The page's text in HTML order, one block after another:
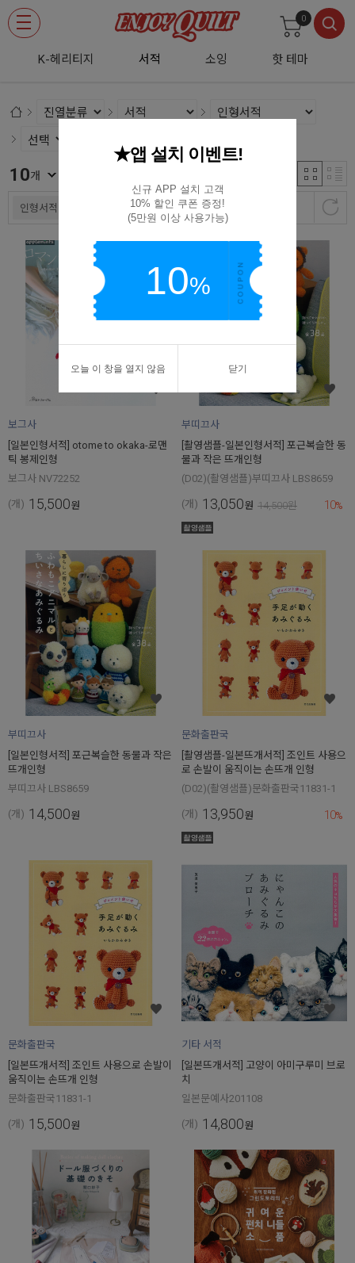
K-헤리티지 서적 소잉 핫 테마
0
인형서적
10개
보그사
[일본인형서적] otome to okaka-로맨
틱 봉제인형
보그사 NV72252
(개) 15,500원
부띠끄사
[촬영샘플-일본인형서적] 포근복슬한 동
물과 작은 뜨개인형
(D02)(촬영샘플)부띠끄사 LBS8659
(개) 13,050원 14,500원 10%
부띠끄사
[일본인형서적] 포근복슬한 동물과 작은
뜨개인형
부띠끄사 LBS8659
(개) 14,500원
문화출판국
[촬영샘플-일본뜨개서적] 조인트 사용으
로 손발이 움직이는 손뜨개 인형
(D02)(촬영샘플)문화출판국11831-1
(개) 13,950원 10%
문화출판국
[일본뜨개서적] 조인트 사용으로 손발이
움직이는 손뜨개 인형
문화출판국11831-1
(개) 15,500원
기타 서적
[일본뜨개서적] 고양이 아미구루미 브로
치
일본문예사201108
(개) 14,800원
★앱 설치 이벤트!
신규 APP 설치 고객
10% 할인 쿠폰 증정!
(5만원 이상 사용가능)
10%
오늘 이 창을 열지 않음 닫기